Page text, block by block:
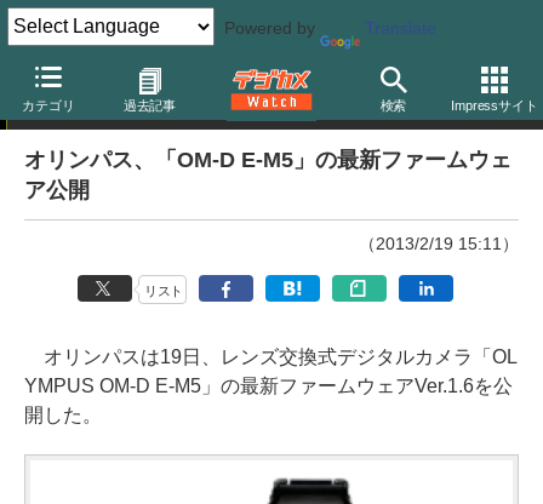
Powered by Translate
カテゴリ 過去記事 検索 Impressサイト
ニュース
オリンパス、「OM-D E-M5」の最新ファームウェ
ア公開
（2013/2/19 15:11）
リスト
オリンパスは19日、レンズ交換式デジタルカメラ「OL
YMPUS OM-D E-M5」の最新ファームウェアVer.1.6を公
開した。